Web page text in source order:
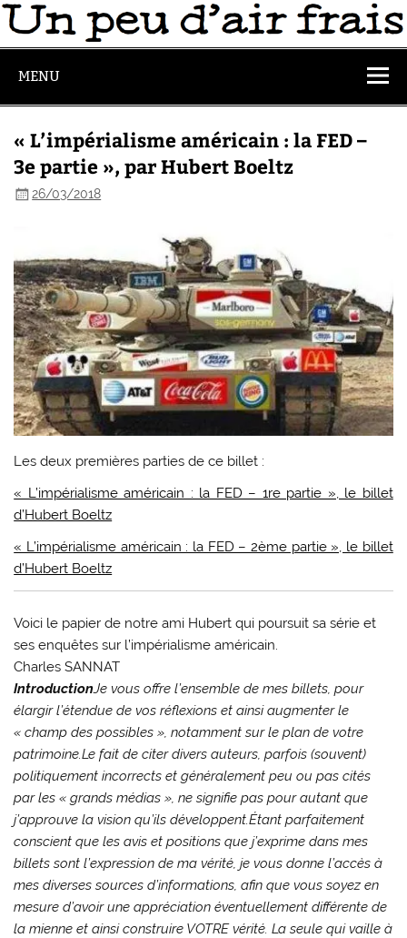
MENU
« L’impérialisme américain : la FED –
3e partie », par Hubert Boeltz
26/03/2018
Les deux premières parties de ce billet :
« L’impérialisme américain : la FED – 1re partie », le billet
d’Hubert Boeltz
« L’impérialisme américain : la FED – 2ème partie », le billet
d’Hubert Boeltz
Voici le papier de notre ami Hubert qui poursuit sa série et
ses enquêtes sur l’impérialisme américain.
Charles SANNAT
IntroductionJe vous offre l’ensemble de mes billets, pour
élargir l’étendue de vos réflexions et ainsi augmenter le
« champ des possibles », notamment sur le plan de votre
patrimoine.Le fait de citer divers auteurs, parfois (souvent)
politiquement incorrects et généralement peu ou pas cités
par les « grands médias », ne signifie pas pour autant que
j’approuve la vision qu’ils développent.Étant parfaitement
conscient que les avis et positions que j’exprime dans mes
billets sont l’expression de ma vérité, je vous donne l’accès à
mes diverses sources d’informations, afin que vous soyez en
mesure d’avoir une appréciation éventuellement différente de
la mienne et ainsi construire VOTRE vérité. La seule qui vaille à